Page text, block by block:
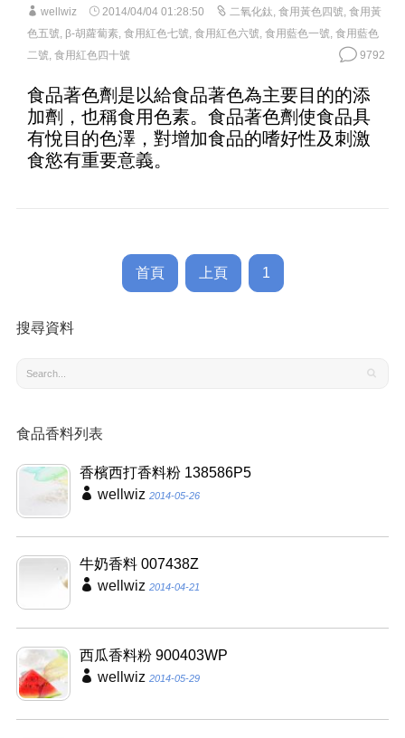
wellwiz 2014/04/04 01:28:50 二氧化鈦, 食用黃色四號, 食用黃
色五號, β-胡蘿蔔素, 食用紅色七號, 食用紅色六號, 食用藍色一號, 食用藍色
二號, 食用紅色四十號 9792
食品著色劑是以給食品著色為主要目的的添
加劑，也稱食用色素。食品著色劑使食品具
有悅目的色澤，對增加食品的嗜好性及刺激
食慾有重要意義。
首頁 上頁 1
搜尋資料
食品香料列表
香檳西打香料粉 138586P5
wellwiz 2014-05-26
牛奶香料 007438Z
wellwiz 2014-04-21
西瓜香料粉 900403WP
wellwiz 2014-05-29